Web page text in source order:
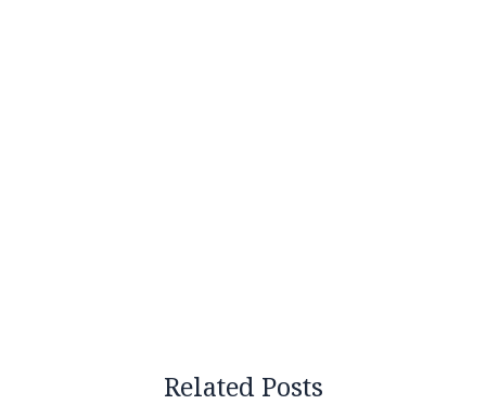
Related Posts